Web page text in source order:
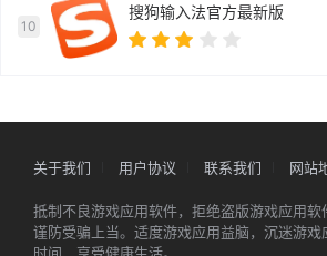
10
搜狗输入法官方最新版
关于我们 用户协议 联系我们 网站
抵制不良游戏应用软件，拒绝盗版游戏应用软
谨防受骗上当。适度游戏应用益脑，沉迷游